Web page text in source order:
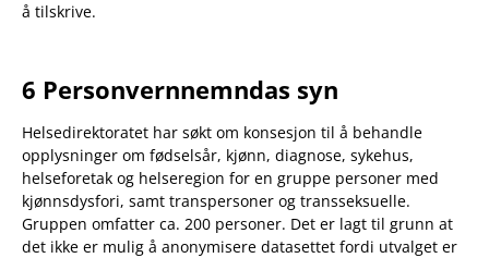
å tilskrive.
6 Personvernnemndas syn
Helsedirektoratet har søkt om konsesjon til å behandle
opplysninger om fødselsår, kjønn, diagnose, sykehus,
helseforetak og helseregion for en gruppe personer med
kjønnsdysfori, samt transpersoner og transseksuelle.
Gruppen omfatter ca. 200 personer. Det er lagt til grunn at
det ikke er mulig å anonymisere datasettet fordi utvalget er